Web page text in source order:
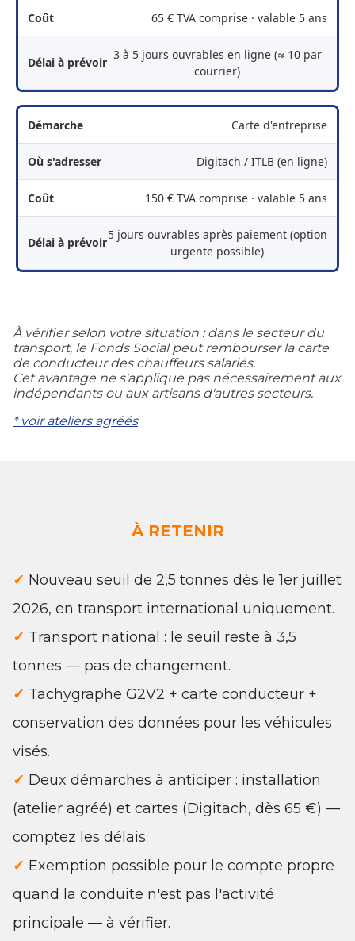
65 € TVA comprise · valable 5 ans
3 à 5 jours ouvrables en ligne (≈ 10 par
courrier)
Carte d'entreprise
Digitach / ITLB (en ligne)
150 € TVA comprise · valable 5 ans
5 jours ouvrables après paiement (option
urgente possible)
À vérifier selon votre situation : dans le secteur du
transport, le Fonds Social peut rembourser la carte
de conducteur des chauffeurs salariés.
Cet avantage ne s'applique pas nécessairement aux
indépendants ou aux artisans d'autres secteurs.
* voirateliers agréés
À RETENIR
✓ Nouveau seuil de 2,5 tonnes dès le 1er juillet
2026, en transport international uniquement.
✓ Transport national : le seuil reste à 3,5
tonnes — pas de changement.
✓ Tachygraphe G2V2 + carte conducteur +
conservation des données pour les véhicules
visés.
✓ Deux démarches à anticiper : installation
(atelier agréé) et cartes (Digitach, dès 65 €) —
comptez les délais.
✓ Exemption possible pour le compte propre
quand la conduite n'est pas l'activité
principale — à vérifier.